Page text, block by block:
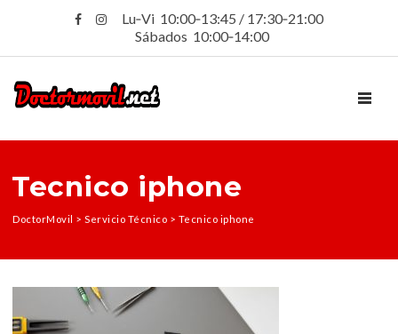
Lu‑Vi 10:00‑13:45 / 17:30‑21:00
Sábados 10:00‑14:00
Tecnico iphone
DoctorMovil > Servicio Técnico > Tecnico iphone